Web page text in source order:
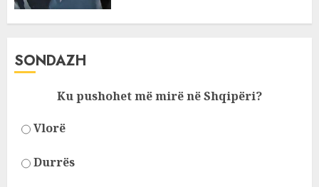
SONDAZH
Ku pushohet më mirë në Shqipëri?
Vlorë
Durrës